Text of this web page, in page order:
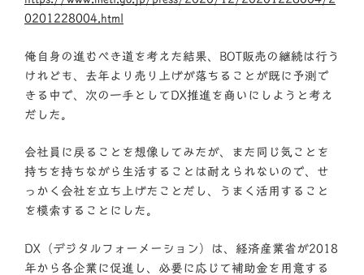
0201228004.html
俺自身の進むべき道を考えた結果、BOT販売の継続は行う
けれども、去年より売り上げが落ちることが既に予測で
きる中で、次の一手としてDX推進を商いにしようと考え
だした。
会社員に戻ることを想像してみたが、また同じ気ことを
持ちを持ちながら生活することは耐えられないので、せ
っかく会社を立ち上げたことだし、うまく活用すること
を模索することにした。
DX（デジタルフォーメーション）は、経済産業省が2018
年から各企業に促進し、必要に応じて補助金を用意する